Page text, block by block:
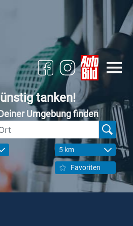
tanken!
Umgebung finden
5 km
Favoriten